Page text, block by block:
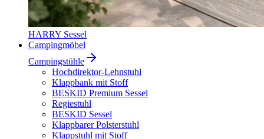
HARRY Sessel
Campingmöbel
Campingstühle
Hochdirektor-Lehnstuhl
Klappbank mit Stoff
BESKID Premium Sessel
Regiestuhl
BESKID Sessel
Klappbarer Polsterstuhl
Klappstuhl mit Stoff